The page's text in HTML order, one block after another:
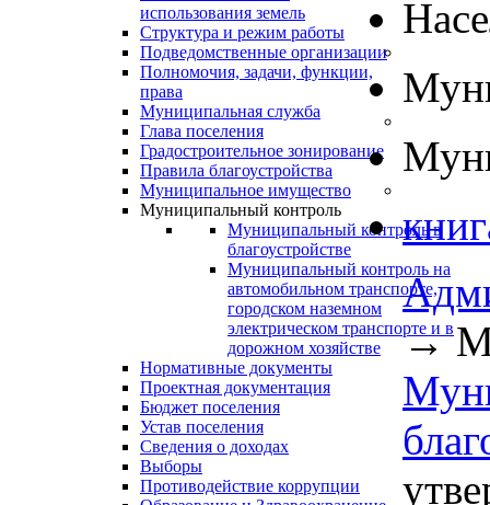
использования земель
Структура и режим работы
Подведомственные организации
Полномочия, задачи, функции,
права
Муниципальная служба
Глава поселения
Градостроительное зонирование
Правила благоустройства
Муниципальное имущество
Муниципальный контроль
Муниципальный контроль в
благоустройстве
Муниципальный контроль на
автомобильном транспорте,
городском наземном
электрическом транспорте и в
дорожном хозяйстве
Нормативные документы
Проектная документация
Бюджет поселения
Устав поселения
Сведения о доходах
Выборы
Противодействие коррупции
→